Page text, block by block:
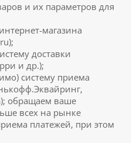
и их параметров для
магазина
доставки
и др.);
систему приема
обращаем ваше
всех на рынке
платежей, при этом